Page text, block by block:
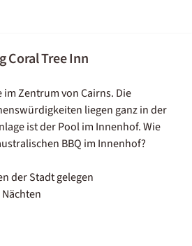
Coral Tree Inn
Zentrum von Cairns. Die
liegen ganz in der
ist der Pool im Innenhof. Wie
BBQ im Innenhof?
der Stadt gelegen